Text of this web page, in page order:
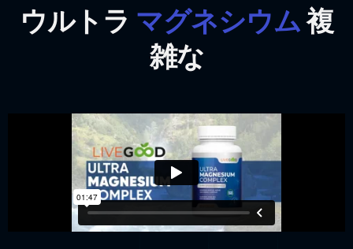
ウルトラ マグネシウム複
雑な